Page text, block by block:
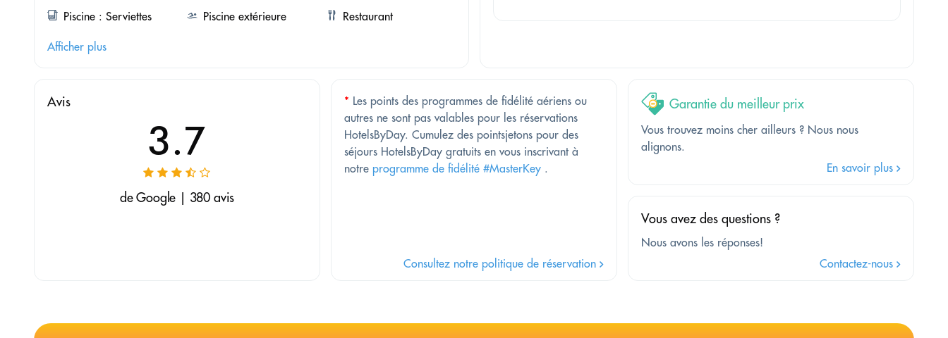
Piscine : Serviettes Piscine extérieure Restaurant
Afficher plus
Avis
3.7
de Google | 380 avis
* Les points des programmes de fidélité aériens ou
autres ne sont pas valables pour les réservations
HotelsByDay. Cumulez des pointsjetons pour des
séjours HotelsByDay gratuits en vous inscrivant à
notre programme de fidélité #MasterKey .
Consultez notre politique de réservation
Garantie du meilleur prix
Vous trouvez moins cher ailleurs ? Nous nous
alignons.
En savoir plus
Vous avez des questions ?
Nous avons les réponses!
Contactez-nous